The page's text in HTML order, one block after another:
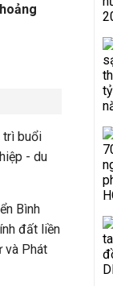
trì buổi
- du
Bình
đất liền
và Phát